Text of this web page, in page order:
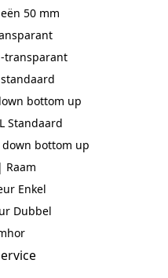
50 mm
transparant
bottom up
Standaard
down bottom up
Enkel
Dubbel